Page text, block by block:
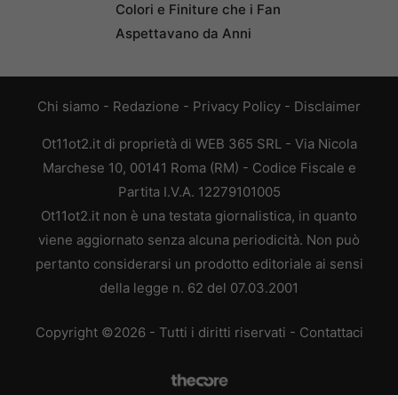
Colori e Finiture che i Fan
Aspettavano da Anni
Chi siamo - Redazione - Privacy Policy - Disclaimer
Ot11ot2.it di proprietà di WEB 365 SRL - Via Nicola
Marchese 10, 00141 Roma (RM) - Codice Fiscale e
Partita I.V.A. 12279101005
Ot11ot2.it non è una testata giornalistica, in quanto
viene aggiornato senza alcuna periodicità. Non può
pertanto considerarsi un prodotto editoriale ai sensi
della legge n. 62 del 07.03.2001
Copyright ©2026 - Tutti i diritti riservati - Contattaci